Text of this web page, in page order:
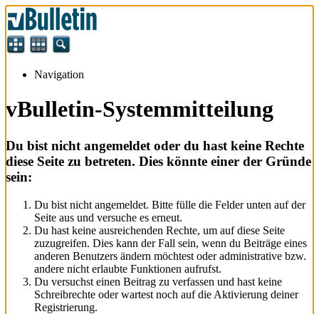
Navigation
vBulletin-Systemmitteilung
Du bist nicht angemeldet oder du hast keine Rechte
diese Seite zu betreten. Dies könnte einer der Gründe
sein:
Du bist nicht angemeldet. Bitte fülle die Felder unten auf der
Seite aus und versuche es erneut.
Du hast keine ausreichenden Rechte, um auf diese Seite
zuzugreifen. Dies kann der Fall sein, wenn du Beiträge eines
anderen Benutzers ändern möchtest oder administrative bzw.
andere nicht erlaubte Funktionen aufrufst.
Du versuchst einen Beitrag zu verfassen und hast keine
Schreibrechte oder wartest noch auf die Aktivierung deiner
Registrierung.